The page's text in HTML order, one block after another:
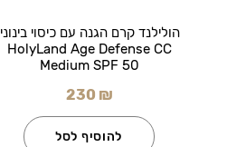
הולילנד קרם הגנה עם כיסוי בינוני
HolyLand Age Defense CC
Medium SPF 50
230 ₪
להוסיף לסל